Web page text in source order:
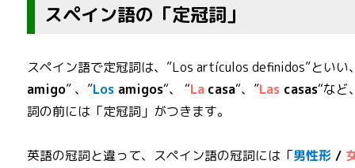
スペイン語の「定冠詞」
スペイン語で定冠詞は、”Los artículos definidos”といい
amigo” 、”Los amigos“、 “La casa“、”Las casas“など
詞の前には「定冠詞」がつきます。
英語の冠詞と違って、スペイン語の冠詞には「男性形 /